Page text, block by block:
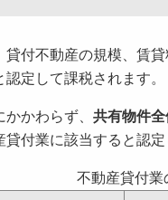
付不動産の規模、賃
定して課税されます。
かわらず、 共有物件
貸付業に該当すると認
不動産貸付業